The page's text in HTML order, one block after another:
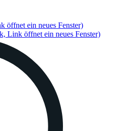
öffnet ein neues Fenster)
Link öffnet ein neues Fenster)